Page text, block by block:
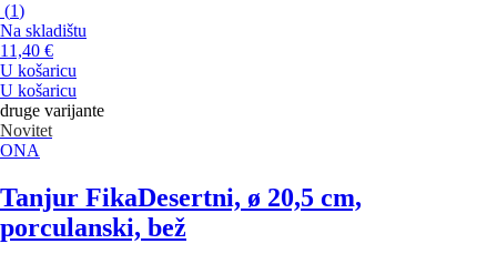
(1)
Na skladištu
11,40 €
U košaricu
U košaricu
druge varijante
Novitet
ONA
Tanjur FikaDesertni, ø 20,5 cm,
porculanski, bež